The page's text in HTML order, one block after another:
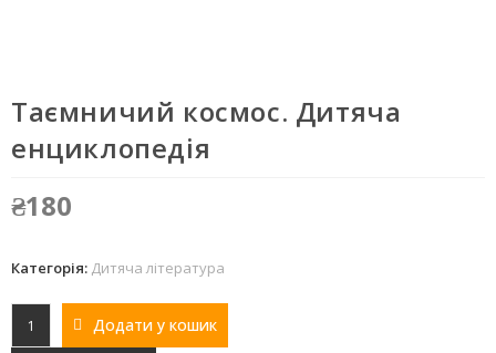
Таємничий космос. Дитяча
енциклопедія
₴180
Категорія: Дитяча література
Додати у кошик